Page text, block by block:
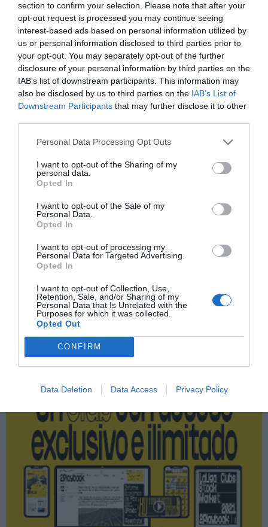
section to confirm your selection. Please note that after your
opt-out request is processed you may continue seeing
interest-based ads based on personal information utilized by
us or personal information disclosed to third parties prior to
your opt-out. You may separately opt-out of the further
disclosure of your personal information by third parties on the
IAB’s list of downstream participants. This information may
also be disclosed by us to third parties on the IAB’s List of
Downstream Participants that may further disclose it to other
Personal Data Processing Opt Outs
I want to opt-out of the Sharing of my
personal data.
Opted In
I want to opt-out of the Sale of my
Personal Data.
Opted In
I want to opt-out of processing my
Personal Data for Targeted Advertising.
Opted In
I want to opt-out of Collection, Use,
Retention, Sale, and/or Sharing of my
Personal Data that Is Unrelated with the
Purposes for which it was collected.
Opted Out
CONFIRM
Data Deletion Data Access Privacy Policy
Índex2P
ACB
marcas, categorías de producto y valor económico
aproximado de cada acuerdo. Si quieres más
información, contacta con nosotros
enintelligence@2playbook.com
Añadir 2Playbookcomo fuente preferida de Google
de forma gratuita
Mantente informado con las últimas noticias de actualidad.
ACTIVAR AHORA
Publicidad
2Playbook Club